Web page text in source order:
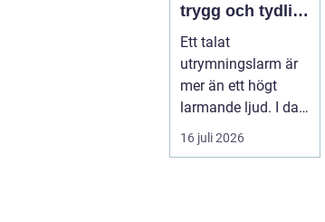
trygg och tydlig
vägledning vid
Ett talat
utrymningslarm är
mer än ett högt
larmande ljud. I dag
spelar tydliga
röstmeddelanden
16 juli 2026